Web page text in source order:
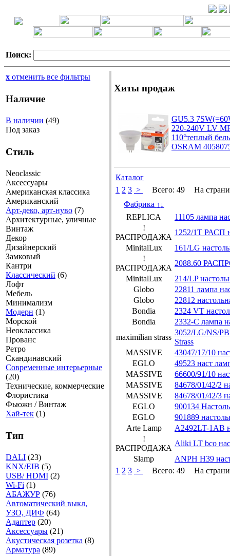
Поиск:
x отменить все фильтры
Наличие
В наличии (49)
Под заказ
Стиль
Neoclassic
Аксессуары
Американская классика
Американский
Арт-деко, арт-нуво (7)
Архитектурные, уличные
Винтаж
Декор
Дизайнерский
Замковый
Кантри
Классический (6)
Лофт
Мебель
Минимализм
Модерн (1)
Морской
Неоклассика
Прованс
Ретро
Скандинавский
Современные интерьерные
(20)
Технические, коммерческие
Флористика
Фьюжн / Винтаж
Хай-тек (1)
Тип
DALI (23)
KNX/EIB (5)
USB/ HDMI (2)
Wi-Fi (1)
АБАЖУР (76)
Автоматический выкл,
УЗО, ДИФ (64)
Адаптер (20)
Аксесcуары (21)
Акустическая розетка (8)
Арматура (89)
Хиты продаж
GU5.3
220-240V LV
110°теплый
OSRAM
Каталог
1 2 3 > Всего: 49
На
Фабрика ↑ ↓
REPLICA
11105 лампа
!
РАСПРОДАЖА
1252/1T РАСП
MinitalLux
161/LG
!
РАСПРОДАЖА
2088.60
MinitalLux
214/LP
Globo
22811 лампа
Globo
22812
Bondia
2324 VT
Bondia
2332-C лампа
maximilian strass
3052/LG/NS/
Strass
MASSIVE
43047/17/10
EGLO
49523 наст
MASSIVE
66600/91/10
MASSIVE
84678/01/42/2
MASSIVE
84678/01/42/3
EGLO
900134
EGLO
901889
Arte Lamp
A2492LT-1AB
!
РАСПРОДАЖА
Aliki LT bco
Slamp
ANPH H39
1 2 3 > Всего: 49 На